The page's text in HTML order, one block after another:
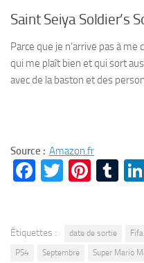
Saint Seiya Soldier’s
Parce que je n’arrive pas à
qui me plaît bien et qui sort
avec de la baston et des
Source : Amazon.fr
Facebook
Twitter
Étiquettes : date de sortie
PS4
Septembre Super Mario